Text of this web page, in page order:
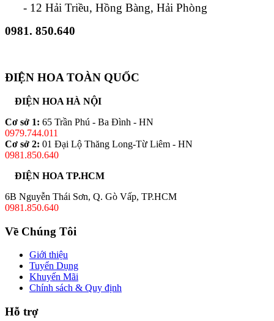
- 12 Hải Triều, Hồng Bàng, Hải Phòng
0981. 850.640
ĐIỆN HOA TOÀN QUỐC
ĐIỆN HOA HÀ NỘI
Cơ sở 1: 65 Trần Phú - Ba Đình - HN
0979.744.011
Cơ sở 2: 01 Đại Lộ Thăng Long-Từ Liêm - HN
0981.850.640
ĐIỆN HOA TP.HCM
6B Nguyễn Thái Sơn, Q. Gò Vấp, TP.HCM
0981.850.640
Về Chúng Tôi
Giới thiệu
Tuyển Dụng
Khuyến Mãi
Chính sách & Quy định
Hỗ trợ